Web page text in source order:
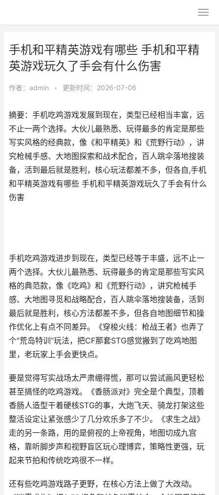
手机和平精英游戏有哪些 手机和平精
英游戏玩久了手会有什么伤害
作者： admin • 更新时间：2026-07-06
摘要：手机吃鸡游戏发展到现在，类型已经相当丰富，远
不止一两个选择。大伙儿最熟悉、玩得最多的肯定是那些
写实风格的经典款，像《和平精英》和《荒野行动》，讲
究枪械手感、大地图探索和战术配合，百人跳伞落地搜装
备，活到最后就是胜利，核心玩法都差不多，但各自,手机
和平精英游戏有哪些 手机和平精英游戏玩久了手会有什么
伤害
手机吃鸡游戏进步到现在，类型已经等于丰盛，远不止一
两个选择。大伙儿最熟悉、玩得最多的肯定是那些写实风
格的典范款，像《吃鸡》和《荒野行动》，讲究枪械手
感、大地图寻觅和战略配合，百人跳伞落地搜装备，活到
最后就是胜利，核心方法都差不多，但各自地图细节和操
作优化上有点不同差异。《穿梭火线：枪战王者》也弄了
个“荒岛特训”玩法，把CF那套STG感觉搬到了吃鸡地图
里，老玩家上手会更快点。
要是觉得写实战场太严肃绷得慌，那可以尝试画风更轻松
甚至搞怪的吃鸡游戏。《香肠派对》完全是个典型，顶着
香肠人造型干着硬核STG的事，大炮飞天、骑龙打架这些
整活设定让紧张感少了几分欢乐多了不少。《求生之战》
走的另一条路，用的是俯视的上帝视角，地图切成九宫
格，靠听脚步声和视野盲区玩心理博弈，策略性更强，玩
起来节拍和传统吃鸡很不一样。
还有些吃鸡游戏路子更野，在核心方法上做了大改动。